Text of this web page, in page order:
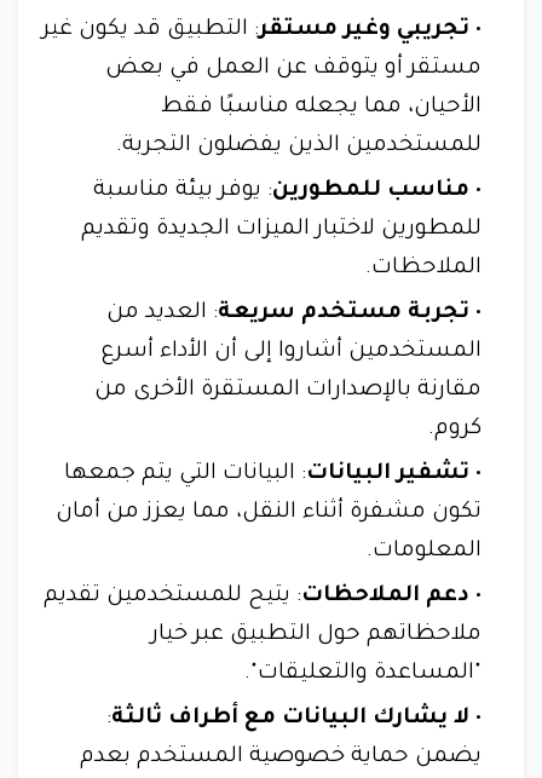
تجريبي وغير مستقر: التطبيق قد يكون غير
مستقر أو يتوقف عن العمل في بعض
الأحيان، مما يجعله مناسبًا فقط
للمستخدمين الذين يفضلون التجربة.
مناسب للمطورين: يوفر بيئة مناسبة
للمطورين لاختبار الميزات الجديدة وتقديم
الملاحظات.
تجربة مستخدم سريعة: العديد من
المستخدمين أشاروا إلى أن الأداء أسرع
مقارنة بالإصدارات المستقرة الأخرى من
كروم.
تشفير البيانات: البيانات التي يتم جمعها
تكون مشفرة أثناء النقل، مما يعزز من أمان
المعلومات.
دعم الملاحظات: يتيح للمستخدمين تقديم
ملاحظاتهم حول التطبيق عبر خيار
"المساعدة والتعليقات".
لا يشارك البيانات مع أطراف ثالثة:
يضمن حماية خصوصية المستخدم بعدم